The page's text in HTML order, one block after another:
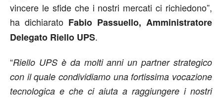
vincere le sfide che i nostri mercati ci richiedono”,
ha dichiarato Fabio Passuello, Amministratore
Delegato Riello UPS.
“Riello UPS è da molti anni un partner strategico
con il quale condividiamo una fortissima vocazione
tecnologica e che ci aiuta a raggiungere i nostri